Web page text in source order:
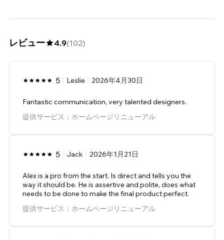
レビュー 4.9(102)
5 Leslie 2026年4月30日
Fantastic communication, very talented designers.
提供サービス：ホームページリニューアル
5 Jack 2026年1月21日
Alex is a pro from the start. Is direct and tells you the
way it should be. He is assertive and polite, does what
needs to be done to make the final product perfect.
提供サービス：ホームページリニューアル